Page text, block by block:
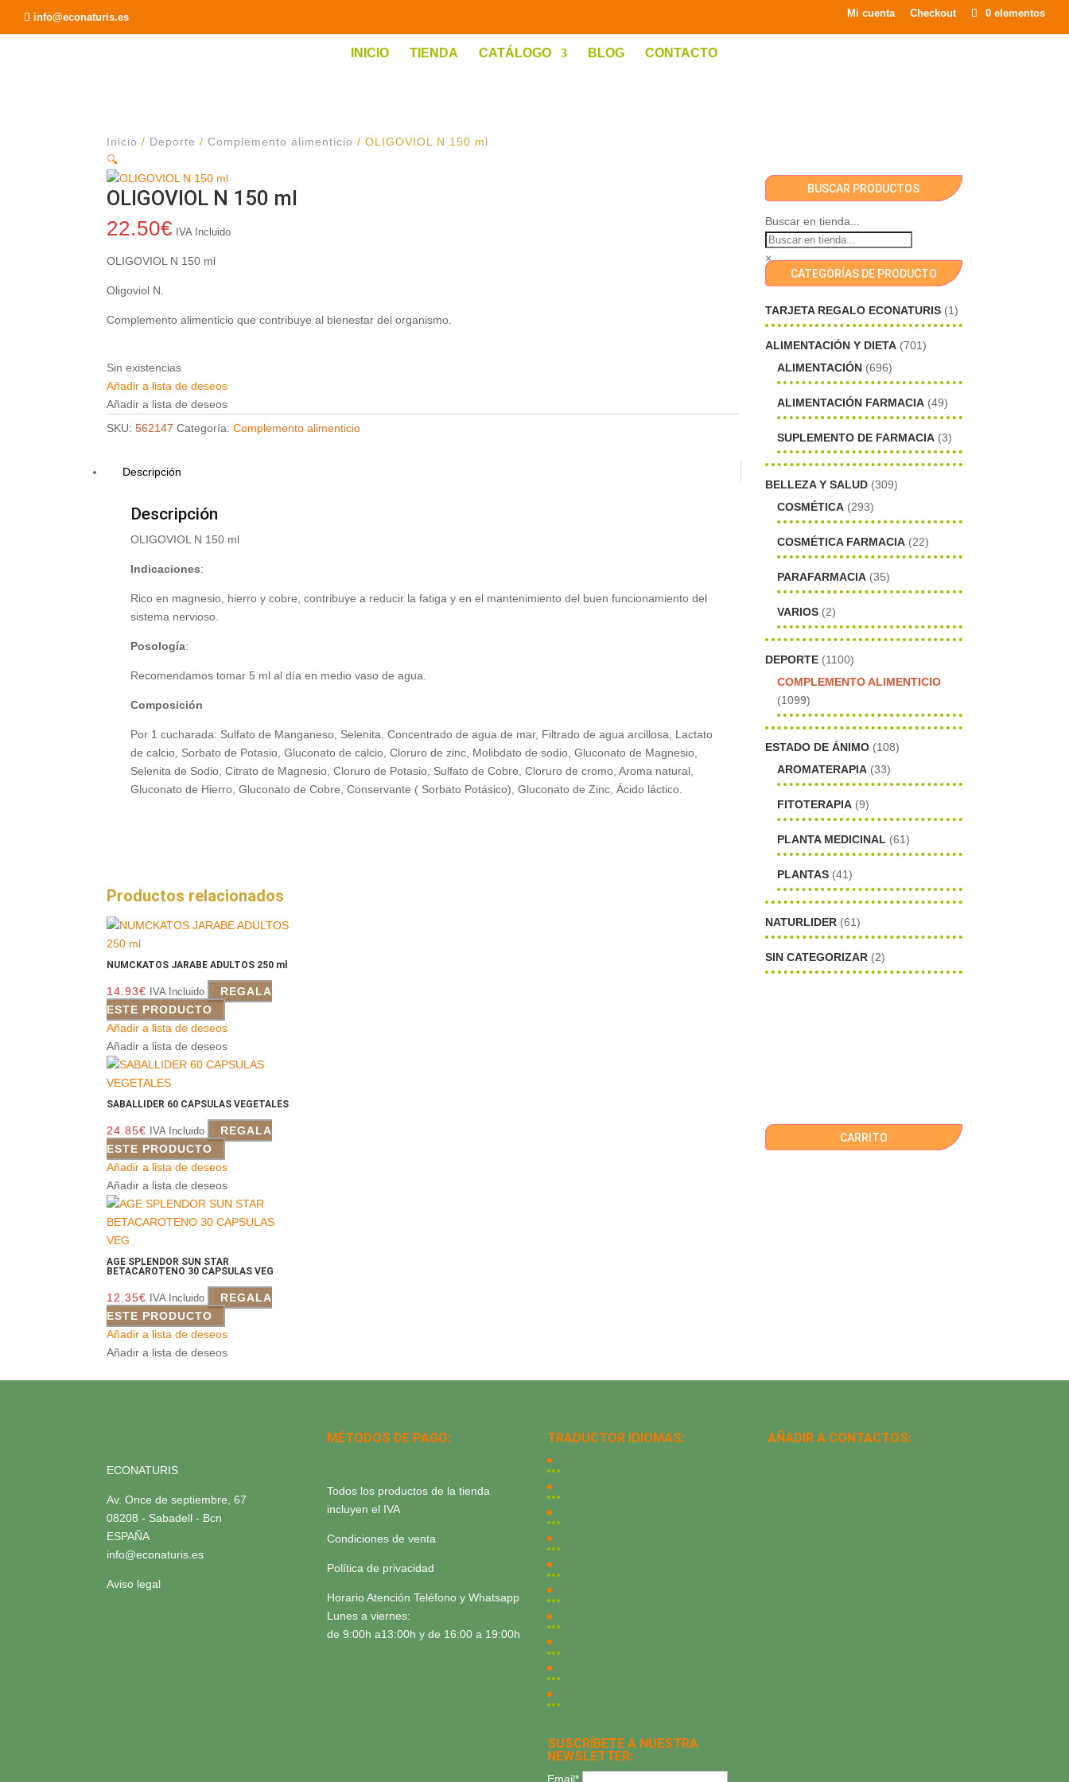
info@econaturis.es Mi cuenta Checkout 0 elementos
INICIO TIENDA CATÁLOGO BLOG CONTACTO
×
Inicio / Deporte /Complemento alimenticio / OLIGOVIOL N 150 ml
🔍
OLIGOVIOL N 150 ml
22.50€ IVA Incluido
OLIGOVIOL N 150 ml
Oligoviol N.
Complemento alimenticio que contribuye al bienestar del organismo.
Sin existencias
Añadir a lista de deseos
Añadir a lista de deseos
SKU:562147 Categoría:Complemento alimenticio
Descripción
Descripción
OLIGOVIOL N 150 ml
Indicaciones:
Rico en magnesio, hierro y cobre, contribuye a reducir la fatiga y en el mantenimiento del buen funcionamiento del
sistema nervioso.
Posología:
Recomendamos tomar 5 ml al día en medio vaso de agua.
Composición
Por 1 cucharada: Sulfato de Manganeso, Selenita, Concentrado de agua de mar, Filtrado de agua arcillosa, Lactato
de calcio, Sorbato de Potasio, Gluconato de calcio, Cloruro de zinc, Molibdato de sodio, Gluconato de Magnesio,
Selenita de Sodio, Citrato de Magnesio, Cloruro de Potasio, Sulfato de Cobre, Cloruro de cromo, Aroma natural,
Gluconato de Hierro, Gluconato de Cobre, Conservante ( Sorbato Potásico), Gluconato de Zinc, Ácido láctico.
Productos relacionados
NUMCKATOS JARABE ADULTOS 250 ml
14.93€ IVA Incluido
REGALA
ESTE PRODUCTO
Añadir a lista de deseos
Añadir a lista de deseos
SABALLIDER 60 CAPSULAS VEGETALES
24.85€ IVA Incluido
REGALA
ESTE PRODUCTO
Añadir a lista de deseos
Añadir a lista de deseos
AGE SPLENDOR SUN STAR
BETACAROTENO 30 CAPSULAS VEG
12.35€ IVA Incluido
REGALA
ESTE PRODUCTO
Añadir a lista de deseos
Añadir a lista de deseos
BUSCAR PRODUCTOS
Buscar en tienda...
×
CATEGORÍAS DE PRODUCTO
TARJETA REGALO ECONATURIS (1)
ALIMENTACIÓN Y DIETA (701)
ALIMENTACIÓN (696)
ALIMENTACIÓN FARMACIA (49)
SUPLEMENTO DE FARMACIA (3)
BELLEZA Y SALUD (309)
COSMÉTICA (293)
COSMÉTICA FARMACIA (22)
PARAFARMACIA (35)
VARIOS (2)
DEPORTE (1100)
COMPLEMENTO ALIMENTICIO
(1099)
ESTADO DE ÁNIMO (108)
AROMATERAPIA (33)
FITOTERAPIA (9)
PLANTA MEDICINAL (61)
PLANTAS (41)
NATURLIDER (61)
SIN CATEGORIZAR (2)
CARRITO
ECONATURIS
Av. Once de septiembre, 67
08208 - Sabadell - Bcn
ESPAÑA
info@econaturis.es
Aviso legal
MÉTODOS DE PAGO:
Todos los productos de la tienda
incluyen el IVA
Condiciones de venta
Política de privacidad
Horario Atención Teléfono y Whatsapp
Lunes a viernes:
de 9:00h a13:00h y de 16:00 a 19:00h
TRADUCTOR IDIOMAS:
SUSCRÍBETE A NUESTRA
NEWSLETTER:
Email*
AÑADIR A CONTACTOS: